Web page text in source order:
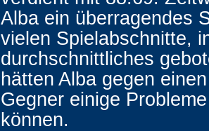
Alba ein überragendes
vielen Spielabschnitte,
durchschnittliches
hätten Alba gegen
Gegner einige
können.